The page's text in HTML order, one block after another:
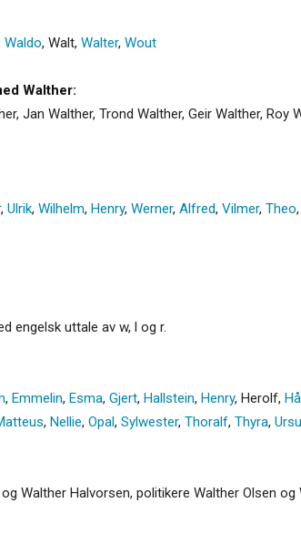
Waldo, Walt, Walter, Wout
Walther:
Jan Walther, Trond Walther, Geir Walther, Roy
, Ulrik, Wilhelm, Henry, Werner, Alfred, Vilmer, Theo,
engelsk uttale av w, l og r.
, Emmelin, Esma, Gjert, Hallstein, Henry, Herolf,
, Nellie, Opal, Sylwester, Thoralf, Thyra,
Walther Halvorsen, politikere Walther Olsen